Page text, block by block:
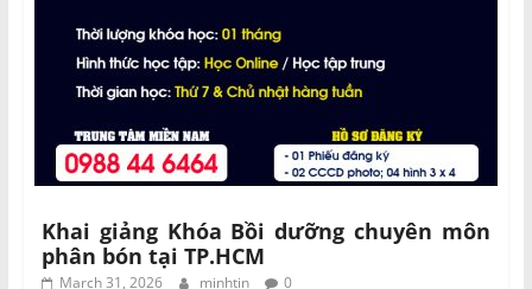
Khai giảng Khóa Bồi dưỡng chuyên môn
phân bón tại TP.HCM
March 31, 2026 minhtin 0